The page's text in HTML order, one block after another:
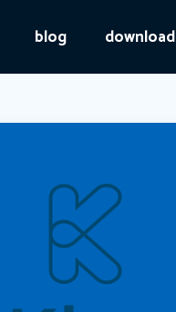
blog download